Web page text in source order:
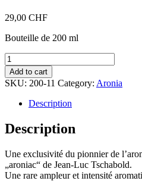
29,00 CHF
Bouteille de 200 ml
Elixir
d'aronia,
200
ml
quantity
Add to cart
SKU: 200-11 Category: Aronia
Description
Description
Une exclusivité du pionnier de
„aroniac“ de Jean-Luc Tschabold.
Une rare ampleur et intensité